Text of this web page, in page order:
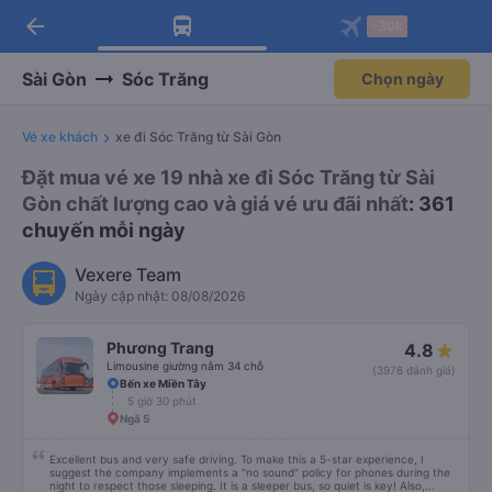
Tải app Vexere ngay!
Nhận ưu đãi thành viên độc
Mở app
Tải app Vexere
-30k/ghế khi đặt vé máy bay qua
Mở app
arrow_back
Sài Gòn Sóc Trăng Chọn ngày
Vé xe khách xe đi Sóc Trăng từ Sài Gòn
Đặt mua vé xe 19 nhà xe đi Sóc Trăng từ Sài
Gòn chất lượng cao và giá vé ưu đãi nhất: 361
chuyến mỗi ngày
Vexere Team
Ngày cập nhật: 08/08/2026
Phương Trang
Limousine giường nằm 34 chỗ
4.8
(3978 đánh giá)
Bến xe Miền Tây
5 giờ 30 phút
Ngã 5
Excellent bus and very safe driving. To make this a 5-star experience, I
suggest the company implements a "no sound" policy for phones during the
night to respect those sleeping. It is a sleeper bus, so quiet is key! Also,